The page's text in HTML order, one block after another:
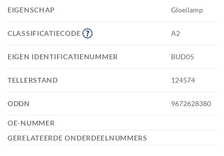
EIGENSCHAP Gloeilamp
CLASSIFICATIECODE A2
EIGEN IDENTIFICATIENUMMER BUD05
TELLERSTAND 124574
ODDN 9672628380
OE-NUMMER
GERELATEERDE ONDERDEELNUMMERS